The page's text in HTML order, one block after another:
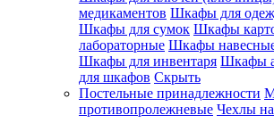
медикаментов Шкафы для
Шкафы для сумок Шкафы
лабораторные Шкафы
Шкафы для инвентаря Шкафы
для шкафов Скрыть
Постельные принадлежности
противопролежневые Чехлы